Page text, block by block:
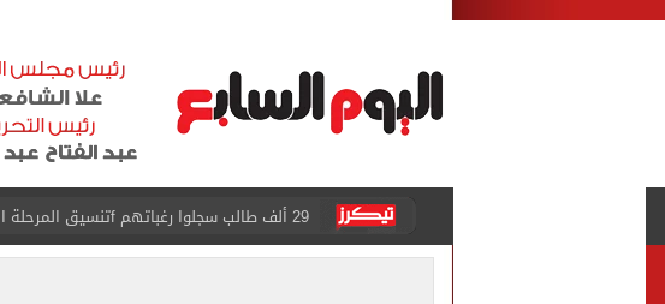
29 ألف طالب سجلوا رغباتهم fتنسيق المرحلة الأولى للقبول بالجامعات حتى الآن
حفلات U Arena تنطلق مع الهضبة عمرو دياب ضمن «يلا ساحل 2026» بالعلمين الجديدة